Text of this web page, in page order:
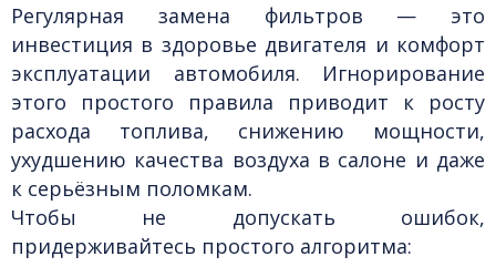
Регулярная замена фильтров — это
инвестиция в здоровье двигателя и комфорт
эксплуатации автомобиля. Игнорирование
этого простого правила приводит к росту
расхода топлива, снижению мощности,
ухудшению качества воздуха в салоне и даже
к серьёзным поломкам.
Чтобы не допускать ошибок,
придерживайтесь простого алгоритма: